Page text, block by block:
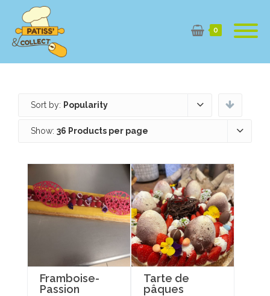
0
Sort by: Popularity
Show: 36 Products per page
Framboise-
Passion
Tarte de
pâques